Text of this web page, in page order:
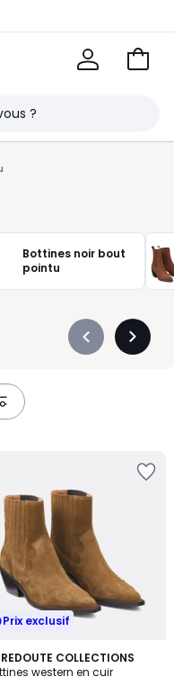
Voir
Bottines noir bout
pointu
Précédent
Prix exclusif
COLLECTIONS
western en cuir